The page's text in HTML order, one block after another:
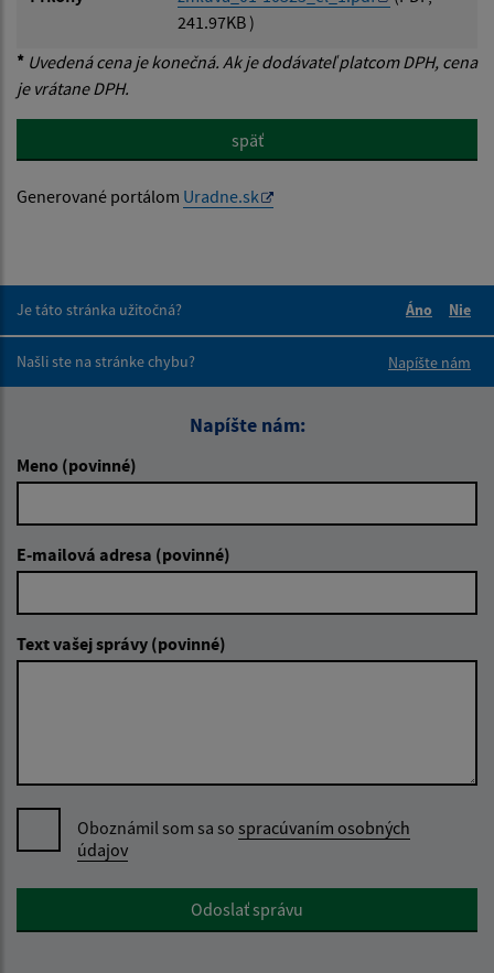
241.97KB )
* Uvedená cena je konečná. Ak je dodávateľ platcom DPH, cena
je vrátane DPH.
späť
Generované portálom Uradne.sk
Je táto stránka užitočná?
Áno
Nie
Našli ste na stránke chybu?
Napíšte nám
Napíšte nám:
Meno (povinné)
E-mailová adresa (povinné)
Text vašej správy (povinné)
Oboznámil som sa so spracúvaním osobných
údajov
Google reCaptcha ResponseOdoslať správu